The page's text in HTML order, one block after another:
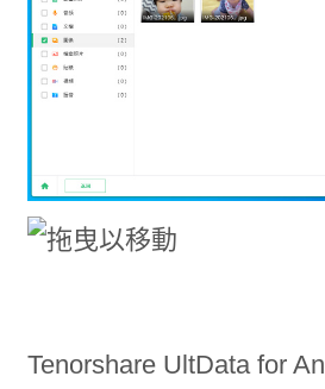
Tenorshare UltData for